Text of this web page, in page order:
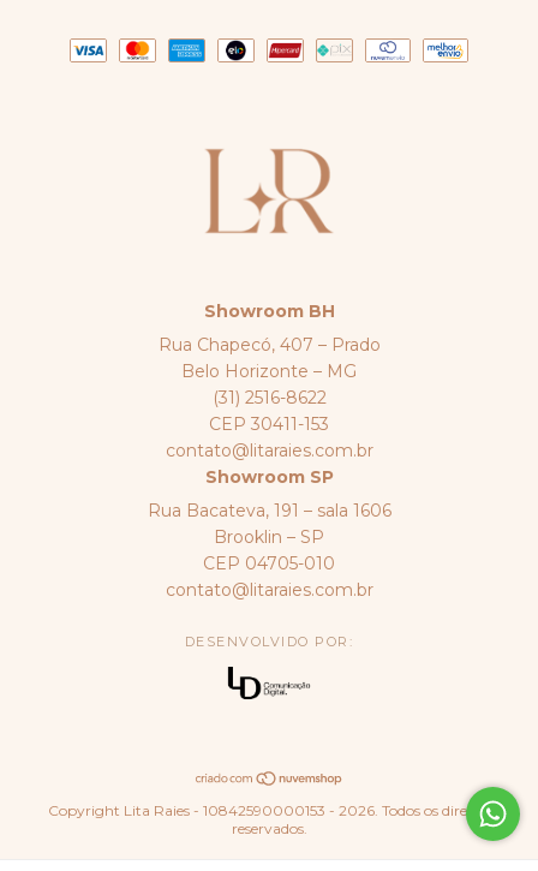
Showroom BH
Rua Chapecó, 407 – Prado
Belo Horizonte – MG
(31) 2516-8622
CEP 30411-153
contato@litaraies.com.br
Showroom SP
Rua Bacateva, 191 – sala 1606
Brooklin – SP
CEP 04705-010
contato@litaraies.com.br
DESENVOLVIDO POR:
Copyright Lita Raies - 10842590000153 - 2026. Todos os direitos
reservados.